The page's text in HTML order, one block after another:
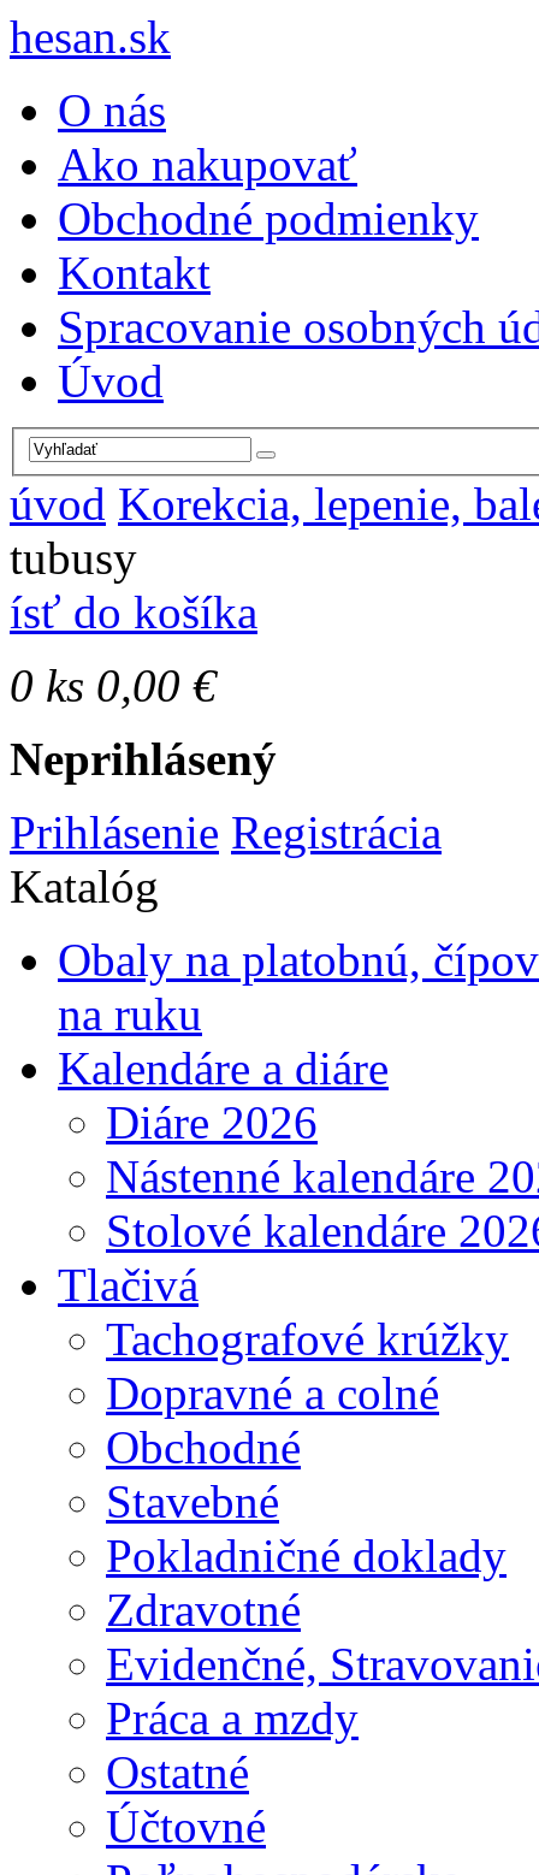
hesan.sk
O nás
Ako nakupovať
Obchodné podmienky
Kontakt
Spracovanie osobných
Úvod
úvod Korekcia, lepenie,
tubusy
ísť do košíka
0 ks 0,00 €
Neprihlásený
Prihlásenie Registrácia
Katalóg
Obaly na platobnú,
na ruku
Kalendáre a diáre
Diáre 2026
Nástenné kalendáre
Stolové kalendáre
Tlačivá
Tachografové krúžky
Dopravné a colné
Obchodné
Stavebné
Pokladničné doklady
Zdravotné
Evidenčné,
Práca a mzdy
Ostatné
Účtovné